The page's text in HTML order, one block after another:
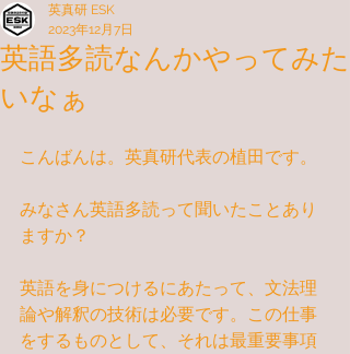
英語多読なんかやってみた
いなぁ
英真研 ESK
2023年12月7日
こんばんは。英真研代表の植田です。
みなさん英語多読って聞いたことあり
ますか？
英語を身につけるにあたって、文法理
論や解釈の技術は必要です。この仕事
をするものとして、それは最重要事項